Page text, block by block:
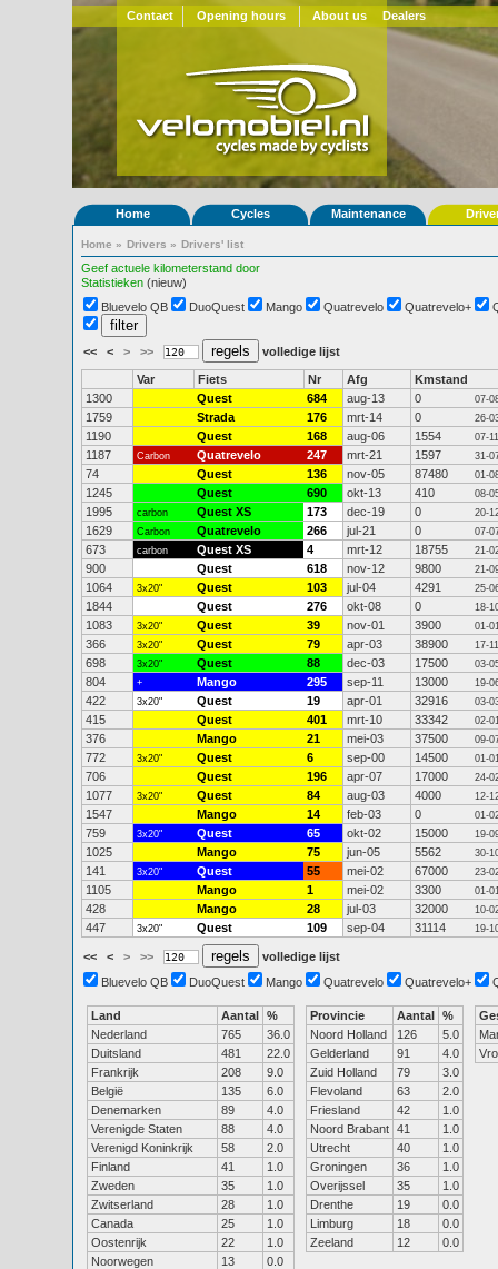
Contact Opening hours About us Dealers
Home Cycles Maintenance
Home » Drivers » Drivers' list
Geef actuele kilometerstand door
Statistieken (nieuw)
Bluevelo QB
DuoQuest Mango Quatrevelo Quatrevelo+
<< < > >> volledige lijst
Var Fiets Nr Afg
Kmstand
1300
Quest 684 aug-13 0 07-
1759 Strada 176 mrt-14 0 26-
1190 Quest 168 aug-06 1554 07-
1187 Carbon Quatrevelo 247 mrt-21 1597 31-
74 Quest 136 nov-05 87480 01-
1245 Quest 690 okt-13 410 08-
1995 carbon Quest XS 173 dec-19 0 20-
1629 Carbon Quatrevelo 266 jul-21 0 07-
673 carbon Quest XS 4 mrt-12 18755 21-
900 Quest 618 nov-12 9800 21-
1064 3x20" Quest 103 jul-04 4291 25-
1844 Quest 276 okt-08 0 18-
1083 3x20" Quest 39 nov-01 3900 01-
366 3x20" Quest 79 apr-03 38900 17-
698 3x20" Quest 88 dec-03 17500 03-
804 + Mango 295 sep-11 13000 19-
422 3x20" Quest 19 apr-01 32916 03-
415 Quest 401 mrt-10 33342 02-
376 Mango 21 mei-03 37500 09-
772 3x20" Quest 6 sep-00 14500 01-
706 Quest 196 apr-07 17000 24-
1077 3x20" Quest 84 aug-03 4000 12-
1547 Mango 14 feb-03 0 01-
759 3x20" Quest 65 okt-02 15000 19-
1025 Mango 75 jun-05 5562 30-
141 3x20" Quest 55 mei-02 67000 23-
1105 Mango 1 mei-02 3300 01-
428 Mango 28 jul-03 32000 10-
447 3x20" Quest 109 sep-04 31114 19-
<< < > >>
volledige lijst
Bluevelo QB
DuoQuest Mango Quatrevelo Quatrevelo+
Land Aantal %
Nederland
765
36.0
Duitsland
481
22.0
Frankrijk
208
9.0
België
135
6.0
Denemarken
89
4.0
Verenigde Staten
88
4.0
Verenigd Koninkrijk
58
2.0
Finland
41
1.0
Zweden
35
1.0
Zwitserland
28
1.0
Canada
25
1.0
Oostenrijk
22
1.0
Noorwegen
13
0.0
Provincie Aantal %
Noord Holland
126
5.0
Gelderland
91
4.0
Zuid Holland
79
3.0
Flevoland
63
2.0
Friesland
42
1.0
Noord Brabant 41
1.0
Utrecht
40
1.0
Groningen
36
1.0
Overijssel
35
1.0
Drenthe
19
0.0
Limburg
18
0.0
Zeeland
12 0.0